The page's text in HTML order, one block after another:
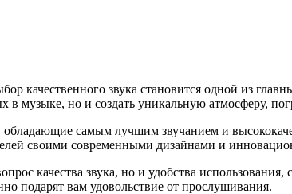
качественного звука становится одной из
в музыке, но и создать уникальную атмосферу,
обладающие самым лучшим звучанием и
своими современными дизайнами и
качества звука, но и удобства
подарят вам удовольствие от прослушивания.